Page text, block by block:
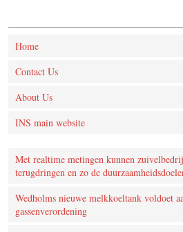
Home
Contact Us
About Us
INS main website
Met realtime metingen kunnen
terugdringen en zo de
Wedholms nieuwe melkkoeltank voldoet
gassenverordening